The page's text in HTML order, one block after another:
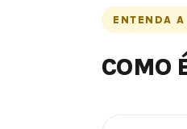
ENTENDA A
COMO